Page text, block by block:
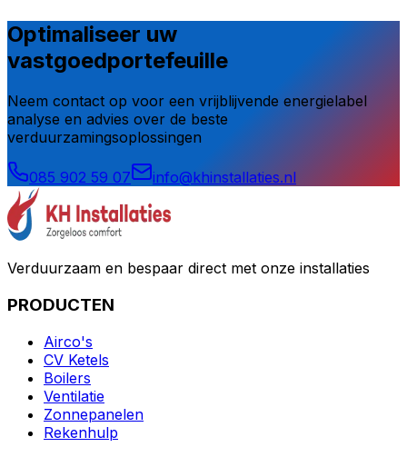
Optimaliseer uw
vastgoedportefeuille
Neem contact op voor een vrijblijvende energielabel
analyse en advies over de beste
verduurzamingsoplossingen
085 902 59 07 info@khinstallaties.nl
Verduurzaam en bespaar direct met onze installaties
PRODUCTEN
Airco's
CV Ketels
Boilers
Ventilatie
Zonnepanelen
Rekenhulp